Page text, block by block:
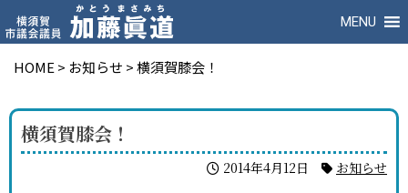
MENU
HOME > お知らせ >横須賀膝会！
横須賀膝会！
2014年4月12日 お知らせ